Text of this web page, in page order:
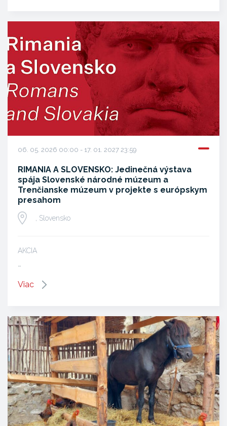
06. 05. 2026 00:00 - 17. 01. 2027 23:59
RIMANIA A SLOVENSKO: Jedinečná výstava
spája Slovenské národné múzeum a
Trenčianske múzeum v projekte s európskym
presahom
, Slovensko
AKCIA
Viac